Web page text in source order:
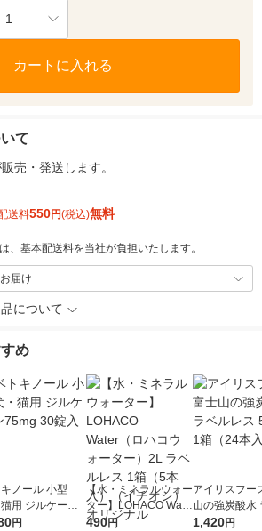
1
カートに入れる
て
売・発送します。
送料550円(税込)無料
、基本配送料を当社が負担いたします。
届け
について
め
ノール 小型
用 ジルケーン7
錠入 1個
円
【水・ミネラルウォー
ター】LOHACO Wate
r（ロハコウォータ
490円
アイリスフー
山の強炭酸水
レス 500ml 1
1,420円